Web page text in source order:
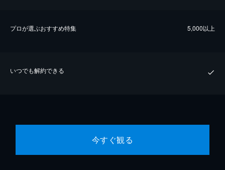
プロが選ぶおすすめ特集 5,000以上
いつでも解約できる
今すぐ観る